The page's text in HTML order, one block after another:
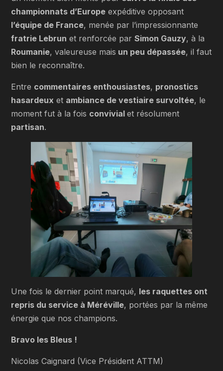
championnats d’Europe expéditive opposant
l’équipe de France, menée par l’impressionnante
fratrie Lebrun et renforcée parSimon Gauzy, à la
Roumanie, valeureuse mais un peu dépassée, il faut
bien le reconnaître.
Entre commentaires enthousiastes, pronostics
hasardeux et ambiance de vestiaire survoltée, le
moment fut à la fois convivialet résolument
partisan.
Une fois le dernier point marqué, les raquettes ont
repris du service à Méréville, portées par la même
énergie que nos champions.
Bravo les Bleus !
Nicolas Caignard (Vice Président ATTM)